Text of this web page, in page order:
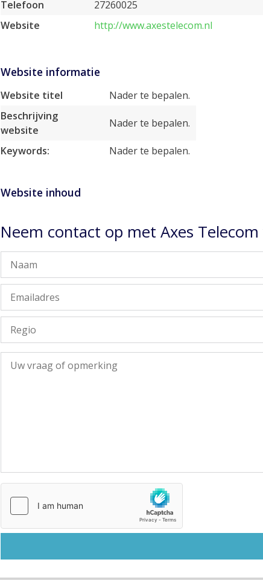
Telefoon
27260025
Website
http://www.axestelecom.nl
Website informatie
Website titel
Nader te bepalen.
Beschrijving
website
Nader te bepalen.
Keywords: Nader te bepalen.
Website inhoud
Neem contact op met Axes